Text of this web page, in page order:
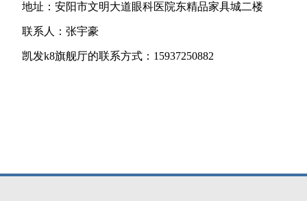
地址：安阳市文明大道眼科医院东精品家具城二楼
联系人：张宇豪
凯发k8旗舰厅的联系方式：15937250882